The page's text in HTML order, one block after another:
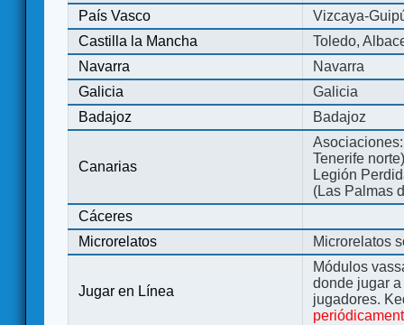
País Vasco
Vizcaya-
Castilla la Mancha
Toledo,
Navarra
Navarra
Galicia
Galicia
Badajoz
Badajoz
Canarias
Tenerife
Legión
(Las Palmas
Cáceres
Microrelatos
Microrelatos
Jugar en Línea
Módulos
donde jugar
jugadores.